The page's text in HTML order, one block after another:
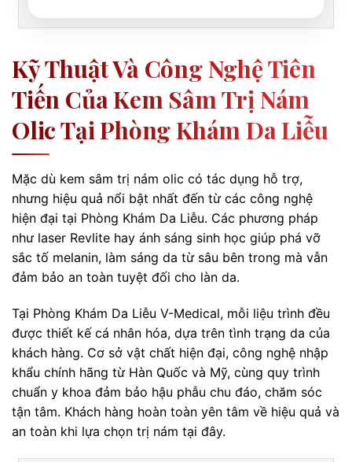
Kỹ Thuật Và Công Nghệ Tiên
Tiến Của Kem Sâm Trị Nám
Olic Tại Phòng Khám Da Liễu
Mặc dù kem sâm trị nám olic có tác dụng hỗ trợ,
nhưng hiệu quả nổi bật nhất đến từ các công nghệ
hiện đại tại Phòng Khám Da Liễu. Các phương pháp
như laser Revlite hay ánh sáng sinh học giúp phá vỡ
sắc tố melanin, làm sáng da từ sâu bên trong mà vẫn
đảm bảo an toàn tuyệt đối cho làn da.
Tại Phòng Khám Da Liễu V-Medical, mỗi liệu trình đều
được thiết kế cá nhân hóa, dựa trên tình trạng da của
khách hàng. Cơ sở vật chất hiện đại, công nghệ nhập
khẩu chính hãng từ Hàn Quốc và Mỹ, cùng quy trình
chuẩn y khoa đảm bảo hậu phẫu chu đáo, chăm sóc
tận tâm. Khách hàng hoàn toàn yên tâm về hiệu quả và
an toàn khi lựa chọn trị nám tại đây.